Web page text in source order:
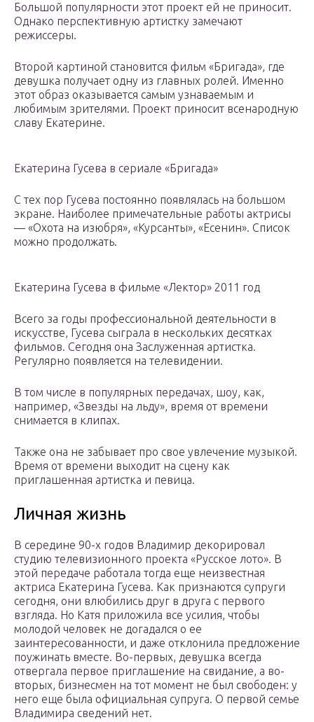
Большой популярности этот проект ей не приносит.
Однако перспективную артистку замечают
режиссеры.
Второй картиной становится фильм «Бригада», где
девушка получает одну из главных ролей. Именно
этот образ оказывается самым узнаваемым и
любимым зрителями. Проект приносит всенародную
славу Екатерине.
Екатерина Гусева в сериале «Бригада»
С тех пор Гусева постоянно появлялась на большом
экране. Наиболее примечательные работы актрисы
— «Охота на изюбря», «Курсанты», «Есенин». Список
можно продолжать.
Екатерина Гусева в фильме «Лектор» 2011 год
Всего за годы профессиональной деятельности в
искусстве, Гусева сыграла в нескольких десятках
фильмов. Сегодня она Заслуженная артистка.
Регулярно появляется на телевидении.
В том числе в популярных передачах, шоу, как,
например, «Звезды на льду», время от времени
снимается в клипах.
Также она не забывает про свое увлечение музыкой.
Время от времени выходит на сцену как
приглашенная артистка и певица.
Личная жизнь
В середине 90-х годов Владимир декорировал
студию телевизионного проекта «Русское лото». В
этой передаче работала тогда еще неизвестная
актриса Екатерина Гусева. Как признаются супруги
сегодня, они влюбились друг в друга с первого
взгляда. Но Катя приложила все усилия, чтобы
молодой человек не догадался о ее
заинтересованности, и даже отклонила предложение
поужинать вместе. Во-первых, девушка всегда
отвергала первое приглашение на свидание, а во-
вторых, бизнесмен на тот момент не был свободен: у
него еще была официальная супруга. О первой семье
Владимира сведений нет.